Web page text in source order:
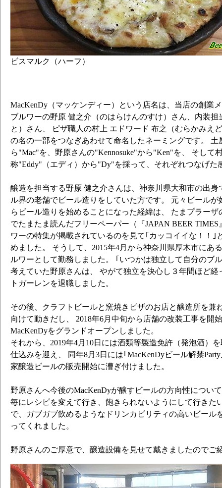
ビスマルク（ハーフ）
MacKenDy（マッケンディー）という店名は、当店の創業
ブルワーの野原 健之介（のはらけんのすけ）さん、内装
と）さん、 ピザ職人の村上 エドワード 布之（むらかみえ
の名の一部をつなぎあわせて命名したネーミングです。 土
ら"Mac"を、野原さんの"Kennosuke"から"Ken"を、 そして
称"Eddy"（エディ）から"Dy"を採って、それぞれつなげた
醸造を担当する野原 健之介さんは、神奈川県大和市の出身
ル界の老舗でビール造りをしていた方です。 元々ビール
らビール造りを始めることになった経緯は、 たまプラー
でたまたま読んだフリーペーパー（『JAPAN BEER
ワーの特集が掲載されているのを見て｢カッコイイな！！｣
めました。 そうして、2015年4月から神奈川県厚木市にあ
ルワーとして勤務しました。 ｢いつかは独立して自分のブ
考えていた野原さんは、 やがて独立を決心し３年間ほど経
トガーレンを退職しました。
その後、クラフトビールと窯焼きピザのお店と醸造所を兼
向けて動きだし、 2018年6月中旬から店舗の改装工事を開
MacKenDyをグランドオープンしました。
それから、2019年4月10日には酒類等製造免許（発泡酒）
仕込みを迎え、 同年8月3日には｢MacKenDyビール解禁
家醸造ビールの販売開始に漕ぎ付けました。
野原さんへ今後のMacKenDyが醸すビールの方向性につい
毎にレシピを変えて行き、飽きられないようにして行きた
で、ガブガブ飲めるようなドリンカビリティの高いビール
ってくれました。
野原さんのご厚意で、醸造設備を見せて戴きましたのでご